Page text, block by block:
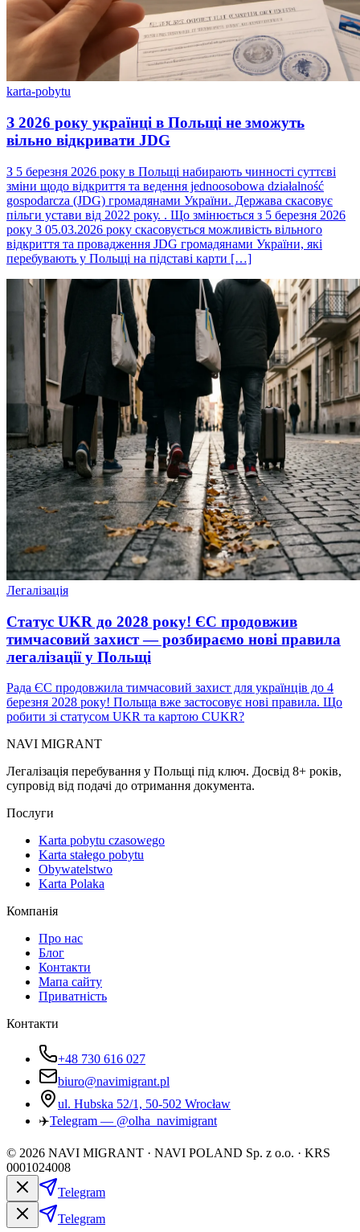
karta-pobytu
З 2026 року українці в Польщі не зможуть
вільно відкривати JDG
З 5 березня 2026 року в Польщі набирають чинності суттєві
зміни щодо відкриття та ведення jednoosobowa działalność
gospodarcza (JDG) громадянами України. Держава скасовує
пільги устави від 2022 року. . Що змінюється з 5 березня 2026
року З 05.03.2026 року скасовується можливість вільного
відкриття та провадження JDG громадянами України, які
перебувають у Польщі на підставі карти […]
Легалізація
Статус UKR до 2028 року! ЄС продовжив
тимчасовий захист — розбираємо нові правила
легалізації у Польщі
Рада ЄС продовжила тимчасовий захист для українців до 4
березня 2028 року! Польща вже застосовує нові правила. Що
робити зі статусом UKR та картою CUKR?
NAVI MIGRANT
Легалізація перебування у Польщі під ключ. Досвід 8+ років,
супровід від подачі до отримання документа.
Послуги
Karta pobytu czasowego
Karta stałego pobytu
Obywatelstwo
Karta Polaka
Компанія
Про нас
Блог
Контакти
Мапа сайту
Приватність
Контакти
+48 730 616 027
biuro@navimigrant.pl
ul. Hubska 52/1, 50-502 Wrocław
✈️Telegram — @olha_navimigrant
© 2026 NAVI MIGRANT · NAVI POLAND Sp. z o.o. · KRS
0001024008
Telegram
Telegram